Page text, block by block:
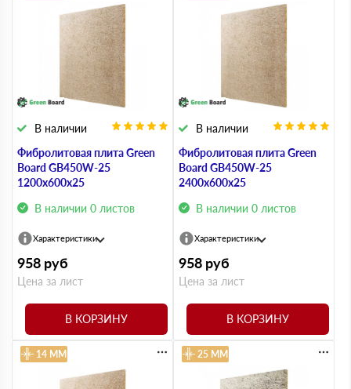
Фибролитовая плита Green
Board GB450W-25
1200х600х25
В наличии 0 листов
В наличии
Характеристики
958 руб
Цена за лист
В КОРЗИНУ
Фибролитовая плита Green
Board GB450W-25
2400х600х25
В наличии 0 листов
В наличии
Характеристики
958 руб
Цена за лист
В КОРЗИНУ
14 ММ 25 ММ